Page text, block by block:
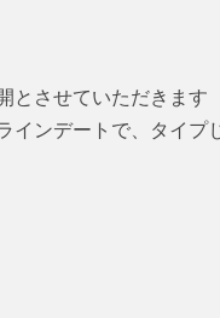
とさせていただきます
インデートで、タイ